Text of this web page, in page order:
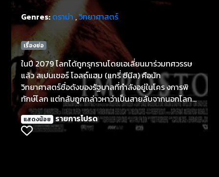
Genres: ดราม่า ,วิทยาศาสตร์
เรื่องย่อ
ในปี 2079 โลกได้ถูกรุกรานโดยเอเลี่ยนมาร่วมทศวรรษ
แล้ว สเปนเซอร์ โอลด์แฮม (แกรี่ ซีนีส) คือนัก
วิทยาศาสตร์ชื่อดังของรัฐบาลที่กำลังอยู่ในโคร งการพิ
ทักษ์โลก แต่กลับถูกกล่าวหาว่าเป็นสายลับจากนอกโลก
ทำให้เขาได้กลายเป็นผู้ต้องหาระดับชาติและโดนตามล่าเ
อาชีวิตจากองค์การลับ อี เอส เอ เขาต้องพิสูจน์ความ
บริสุทธิ์ของตัวเองให้ได้ และยิ่งเข้าใกล้หลักฐานมากเท่า
แสดงน้อย รายการโปรด